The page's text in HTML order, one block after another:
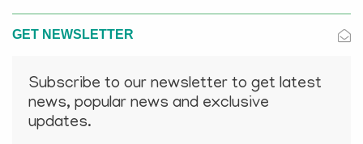
GET NEWSLETTER
Subscribe to our newsletter to get latest
news, popular news and exclusive
updates.